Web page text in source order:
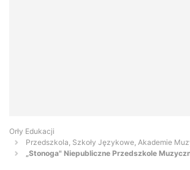
Orły Edukacji
Przedszkola, Szkoły Językowe, Akademie
„Stonoga" Niepubliczne Przedszkole